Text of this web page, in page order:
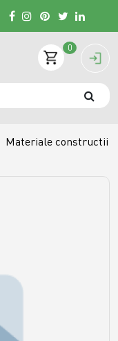
0
Materiale constructii